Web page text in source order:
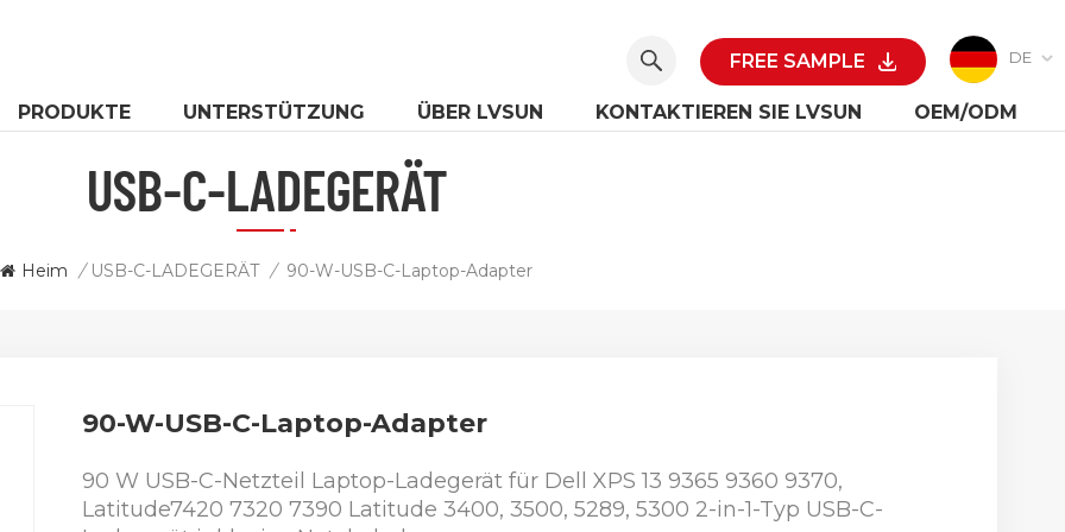
DE
FREE SAMPLE
PRODUKTE UNTERSTÜTZUNG ÜBER LVSUN KONTAKTIEREN SIE LVSUN OEM/ODM
USB-C-LADEGERÄT
Heim / USB-C-LADEGERÄT / 90-W-USB-C-Laptop-Adapter
90-W-USB-C-Laptop-Adapter
90 W USB-C-Netzteil Laptop-Ladegerät für Dell XPS 13 9365 9360 9370,
Latitude7420 7320 7390 Latitude 3400, 3500, 5289, 5300 2-in-1-Typ USB-C-